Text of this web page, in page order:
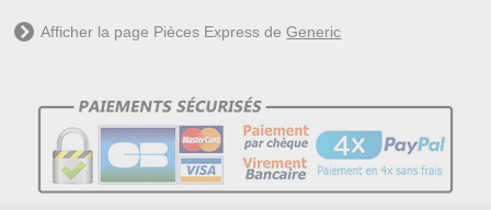
Afficher la page Pièces Express deGeneric